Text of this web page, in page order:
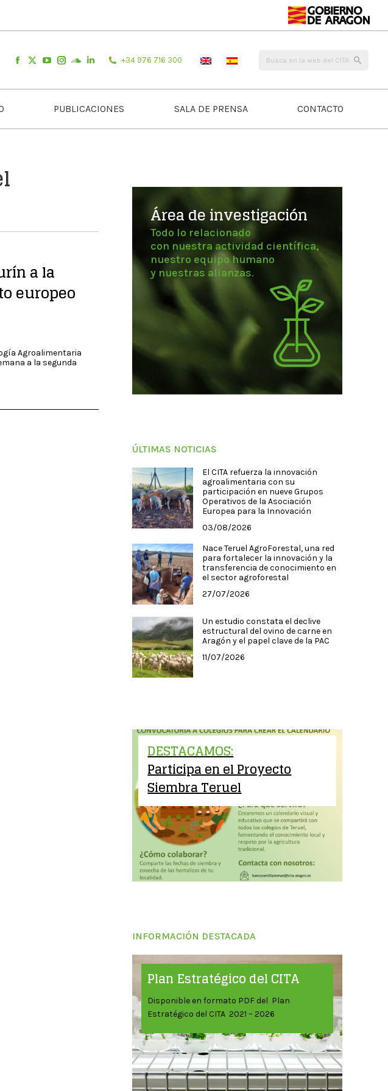
+34 976 716 300
PUBLICACIONES SALA DE PRENSA CONTACTO
a la
europeo
Agroalimentaria
a la segunda
Área de investigación
Todo lo relacionado
con nuestra actividad científica,
nuestro equipo humano
y nuestras alianzas.
ÚLTIMAS NOTICIAS
El CITA refuerza la innovación
agroalimentaria con su
participación en nueve Grupos
Operativos de la Asociación
Europea para la Innovación
03/08/2026
Nace Teruel AgroForestal, una red
para fortalecer la innovación y la
transferencia de conocimiento en
el sector agroforestal
27/07/2026
Un estudio constata el declive
estructural del ovino de carne en
Aragón y el papel clave de la PAC
11/07/2026
DESTACAMOS:
Participa en el Proyecto
Siembra Teruel
INFORMACIÓN DESTACADA
Plan Estratégico del CITA
Disponible en formato PDF del Plan
Estratégico del CITA 2021 – 2026